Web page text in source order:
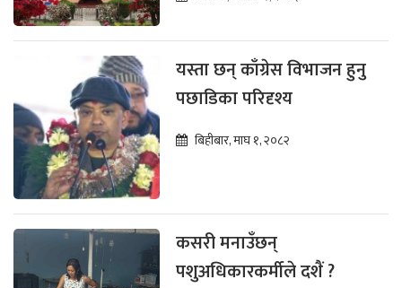
यस्ता छन् काँग्रेस विभाजन हुनु
पछाडिका परिदृश्य
बिहीबार, माघ १, २०८२
कसरी मनाउँछन्
पशुअधिकारकर्मीले दशैं ?